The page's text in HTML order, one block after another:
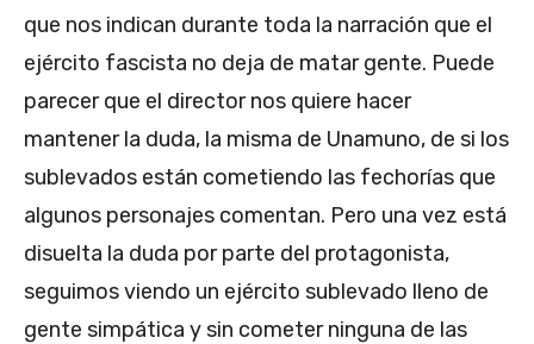
que nos indican durante toda la narración que el
ejército fascista no deja de matar gente. Puede
parecer que el director nos quiere hacer
mantener la duda, la misma de Unamuno, de si los
sublevados están cometiendo las fechorías que
algunos personajes comentan. Pero una vez está
disuelta la duda por parte del protagonista,
seguimos viendo un ejército sublevado lleno de
gente simpática y sin cometer ninguna de las